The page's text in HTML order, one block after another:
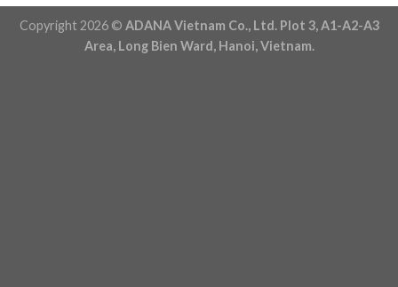
Copyright 2026 © ADANA Vietnam Co., Ltd. Plot 3, A1-A2-A3
Area, Long Bien Ward, Hanoi, Vietnam.